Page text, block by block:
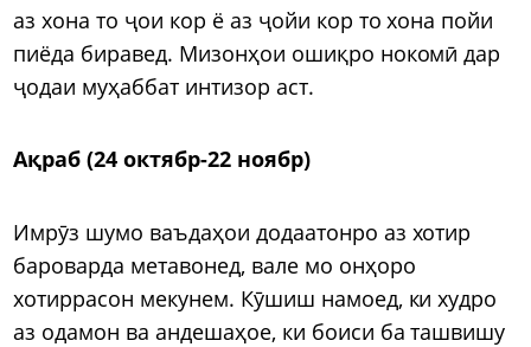
аз хона то ҷои кор ё аз ҷойи кор то хона пойи
пиёда биравед. Мизонҳои ошиқро нокомӣ дар
ҷодаи муҳаббат интизор аст.
Ақраб (24 октябр-22 ноябр)
Имрӯз шумо ваъдаҳои додаатонро аз хотир
бароварда метавонед, вале мо онҳоро
хотиррасон мекунем. Кӯшиш намоед, ки худро
аз одамон ва андешаҳое, ки боиси ба ташвишу